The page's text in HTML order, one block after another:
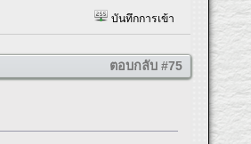
บันทึกการเข้า
ตอบกลับ #75